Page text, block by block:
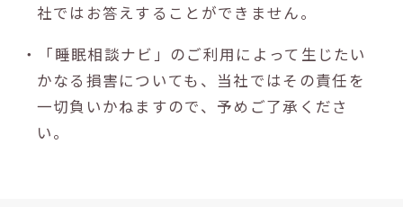
社ではお答えすることができません。
・「睡眠相談ナビ」のご利用によって生じたい
かなる損害についても、当社ではその責任を
一切負いかねますので、予めご了承くださ
い。